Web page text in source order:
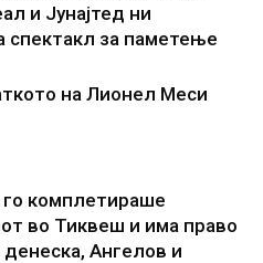
и Јунајтед ни
спектакл за паметење
на Лионел Меси
комплетираше
во Тиквеш и има право
денеска, Ангелов и